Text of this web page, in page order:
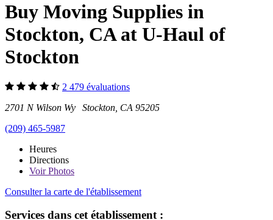
Buy Moving Supplies in
Stockton, CA at U-Haul of
Stockton
2 479 évaluations
2701 N Wilson Wy Stockton, CA 95205
(209) 465-5987
Heures
Directions
VoirPhotos
Consulter la carte de l'établissement
Services dans cet établissement :